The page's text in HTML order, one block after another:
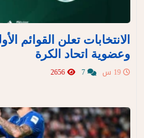
الانتخابات تعلن القوائم
وعضوية اتحاد الكرة